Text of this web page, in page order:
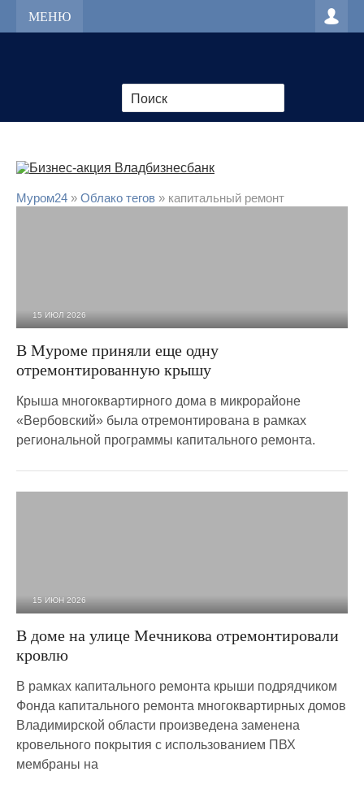
МЕНЮ
Муром24 » Облако тегов » капитальный ремонт
15 ИЮЛ 2026
В Муроме приняли еще одну
отремонтированную крышу
Крыша многоквартирного дома в микрорайоне
«Вербовский» была отремонтирована в рамках
региональной программы капитального ремонта.
15 ИЮН 2026
В доме на улице Мечникова отремонтировали
кровлю
В рамках капитального ремонта крыши подрядчиком
Фонда капитального ремонта многоквартирных домов
Владимирской области произведена заменена
кровельного покрытия с использованием ПВХ
мембраны на